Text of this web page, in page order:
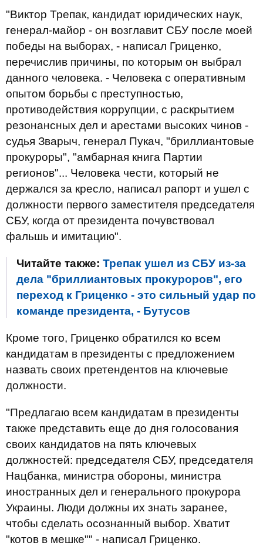
"Виктор Трепак, кандидат юридических наук,
генерал-майор - он возглавит СБУ после моей
победы на выборах, - написал Гриценко,
перечислив причины, по которым он выбрал
данного человека. - Человека с оперативным
опытом борьбы с преступностью,
противодействия коррупции, с раскрытием
резонансных дел и арестами высоких чинов -
судья Зварыч, генерал Пукач, "бриллиантовые
прокуроры", "амбарная книга Партии
регионов"... Человека чести, который не
держался за кресло, написал рапорт и ушел с
должности первого заместителя председателя
СБУ, когда от президента почувствовал
фальшь и имитацию".
Читайте также: Трепак ушел из СБУ из-за
дела "бриллиантовых прокуроров", его
переход к Гриценко - это сильный удар по
команде президента, - Бутусов
Кроме того, Гриценко обратился ко всем
кандидатам в президенты с предложением
назвать своих претендентов на ключевые
должности.
"Предлагаю всем кандидатам в президенты
также представить еще до дня голосования
своих кандидатов на пять ключевых
должностей: председателя СБУ, председателя
Нацбанка, министра обороны, министра
иностранных дел и генерального прокурора
Украины. Люди должны их знать заранее,
чтобы сделать осознанный выбор. Хватит
"котов в мешке"" - написал Гриценко.